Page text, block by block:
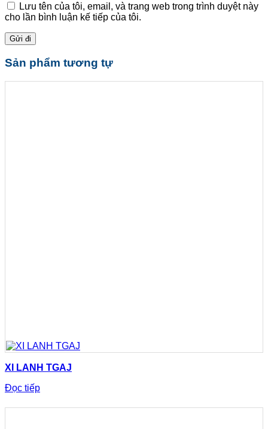
Lưu tên của tôi, email, và trang web trong trình duyệt này
cho lần bình luận kế tiếp của tôi.
Sản phẩm tương tự
XI LANH TGAJ
Đọc tiếp